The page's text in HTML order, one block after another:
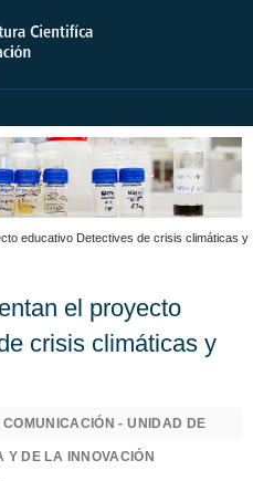
educativo Detectives de crisis climáticas y
el proyecto
crisis climáticas y
- UNIDAD DE
Y DE LA INNOVACIÓN